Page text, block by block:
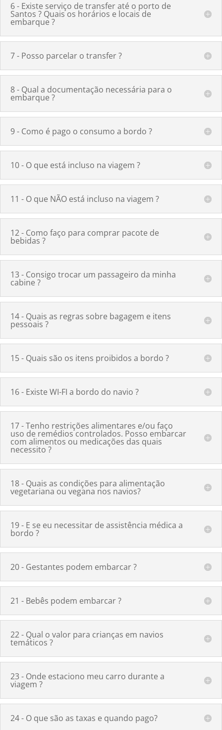
6 - Existe serviço de transfer até o porto de
Santos ? Quais os horários e locais de
embarque ?
7 - Posso parcelar o transfer ?
8 - Qual a documentação necessária para o
embarque ?
9 - Como é pago o consumo a bordo ?
10 - O que está incluso na viagem ?
11 - O que NÃO está incluso na viagem ?
12 - Como faço para comprar pacote de
bebidas ?
13 - Consigo trocar um passageiro da minha
cabine ?
14 - Quais as regras sobre bagagem e itens
pessoais ?
15 - Quais são os itens proibidos a bordo ?
16 - Existe WI-FI a bordo do navio ?
17 - Tenho restrições alimentares e/ou faço
uso de remédios controlados. Posso embarcar
com alimentos ou medicações das quais
necessito ?
18 - Quais as condições para alimentação
vegetariana ou vegana nos navios?
19 - E se eu necessitar de assistência médica a
bordo ?
20 - Gestantes podem embarcar ?
21 - Bebês podem embarcar ?
22 - Qual o valor para crianças em navios
temáticos ?
23 - Onde estaciono meu carro durante a
viagem ?
24 - O que são as taxas e quando pago?